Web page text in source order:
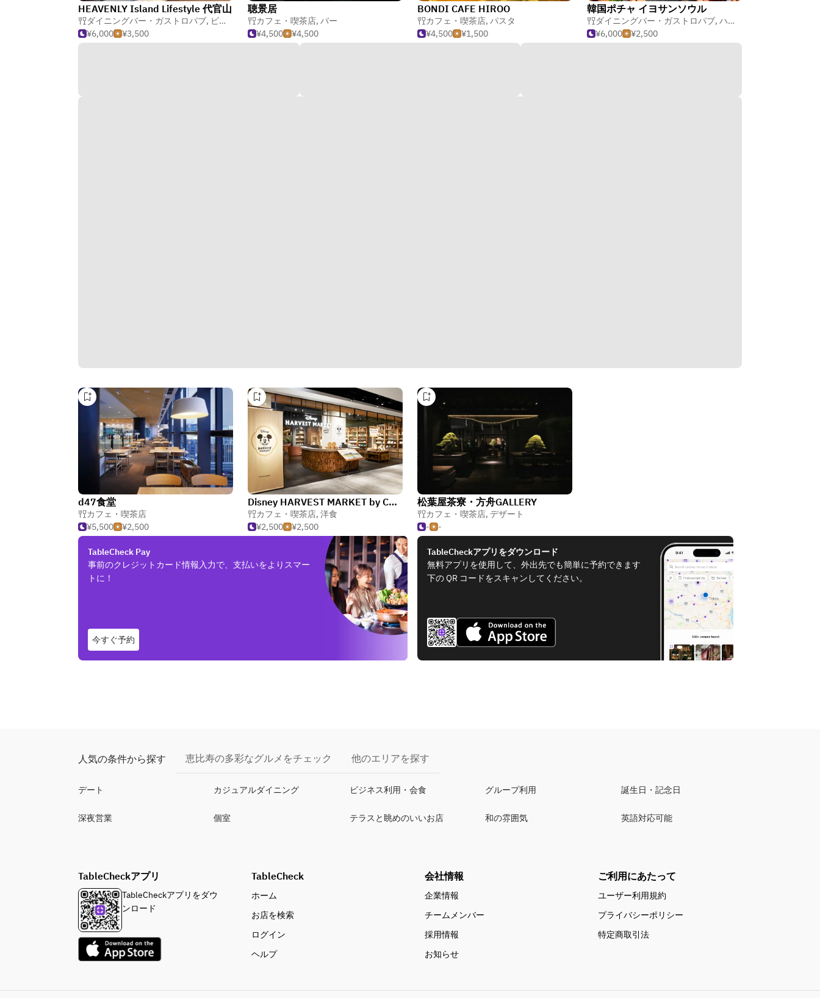
HEAVENLY Island Lifestyle 代官山
ダイニングバー・ガストロパブ, ビストロ ,カフェ・喫茶店
¥6,000
¥3,500
聴景居
カフェ・喫茶店, バー
¥4,500
¥4,500
BONDI CAFE HIROO
カフェ・喫茶店, パスタ
¥4,500
¥1,500
韓国ポチャ イヨサンソウル
ダイニングバー・ガストロパブ, ハワイアン・ポリネシアン料理
¥6,000
¥2,500
d47食堂
カフェ・喫茶店
¥5,500
¥2,500
Disney HARVEST MARKET by CAFE COMPANY
カフェ・喫茶店, 洋食
¥2,500
¥2,500
松葉屋茶寮・方舟GALLERY
カフェ・喫茶店, デザート
-
-
TableCheck Pay
事前のクレジットカード情報入力で、支払いをよりスマー
トに！
今すぐ予約
TableCheckアプリをダウンロード
無料アプリを使用して、外出先でも簡単に予約できます
下の QR コードをスキャンしてください。
人気の条件から探す 恵比寿の多彩なグルメをチェック 他のエリアを探す
デート カジュアルダイニング ビジネス利用・会食 グループ利用 誕生日・記念日
深夜営業 個室 テラスと眺めのいいお店 和の雰囲気 英語対応可能
TableCheckアプリ
TableCheckアプリをダウ
ンロード
TableCheck
ホーム
お店を検索
ログイン
ヘルプ
会社情報
企業情報
チームメンバー
採用情報
お知らせ
ご利用にあたって
ユーザー利用規約
プライバシーポリシー
特定商取引法